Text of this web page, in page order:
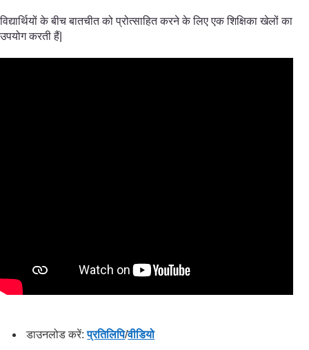
विद्यार्थियों के बीच बातचीत को प्रोत्साहित करने के लिए एक शिक्षिका खेलों का
उपयोग करती हैं|
डाउनलोड करें:प्रतिलिपि/वीडियो